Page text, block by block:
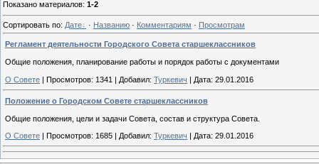
Показано материалов: 1-2
Сортировать по: Дате · Названию · Комментариям · Просмотрам
Регламент деятельности Городского Совета старшеклассников
Общие положения, планирование работы и порядок работы с документами
О Совете | Просмотров: 1341 | Добавил: Туркевич | Дата: 29.01.2016
Положение о Городском Совете старшеклассников
Общие положения, цели и задачи Совета, состав и структура Совета.
О Совете Просмотров: 1685 Добавил: Туркевич Дата: 29.01.2016